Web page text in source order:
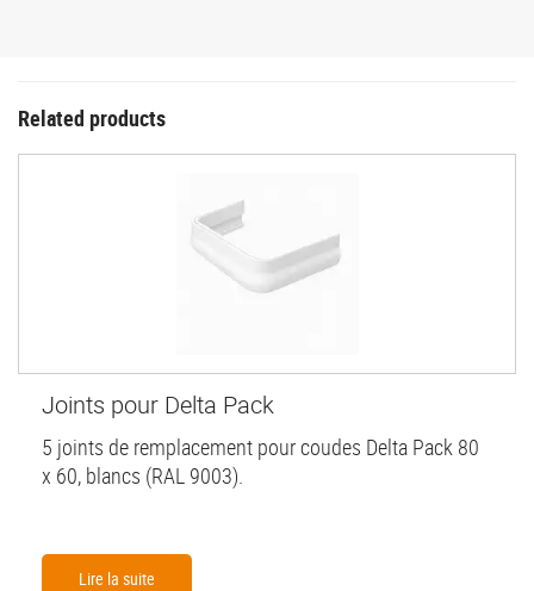
Related products
Joints pour Delta Pack
5 joints de remplacement pour coudes Delta Pack 80
x 60, blancs (RAL 9003).
Lire la suite